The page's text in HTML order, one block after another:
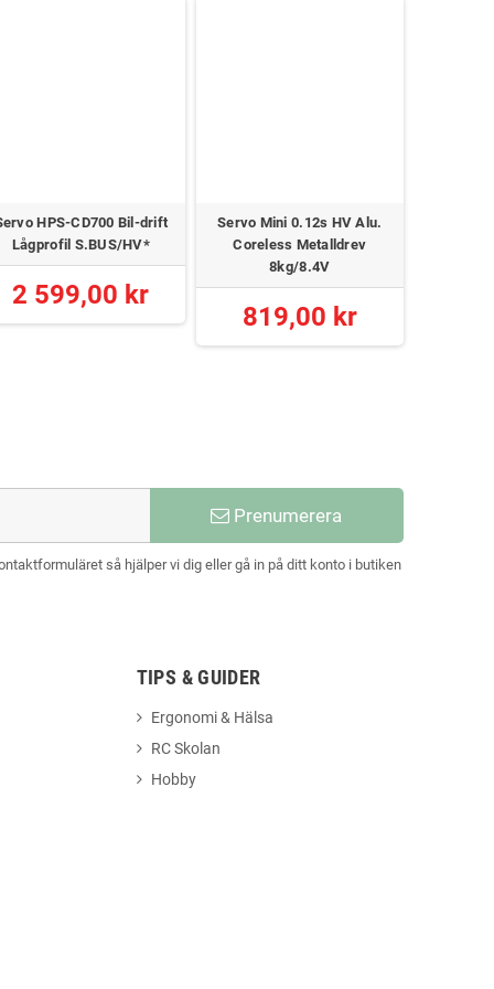
HPS-CD700 Bil-drift
Lågprofil S.BUS/HV*
2 599,00 kr
Servo Mini 0.12s HV Alu.
Coreless Metalldrev
8kg/8.4V
819,00 kr
Prenumerera
så hjälper vi dig eller gå in på ditt konto i butiken
TIPS & GUIDER
Ergonomi & Hälsa
RC Skolan
Hobby